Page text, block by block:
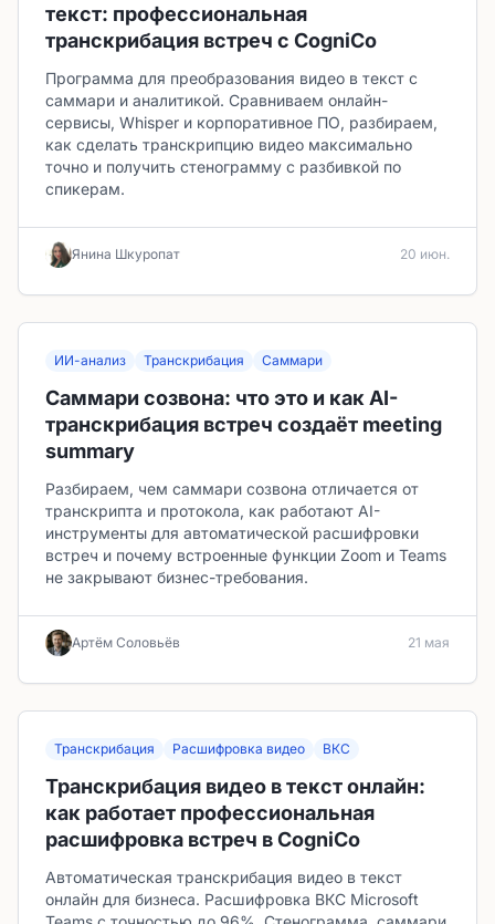
текст: профессиональная
транскрибация встреч с CogniCo
Программа для преобразования видео в текст с
саммари и аналитикой. Сравниваем онлайн-
сервисы, Whisper и корпоративное ПО, разбираем,
как сделать транскрипцию видео максимально
точно и получить стенограмму с разбивкой по
спикерам.
Янина Шкуропат 20 июн.
ИИ-анализ Транскрибация Саммари
Саммари созвона: что это и как AI-
транскрибация встреч создаёт meeting
summary
Разбираем, чем саммари созвона отличается от
транскрипта и протокола, как работают AI-
инструменты для автоматической расшифровки
встреч и почему встроенные функции Zoom и Teams
не закрывают бизнес-требования.
Артём Соловьёв 21 мая
Транскрибация Расшифровка видео ВКС
Транскрибация видео в текст онлайн:
как работает профессиональная
расшифровка встреч в CogniCo
Автоматическая транскрибация видео в текст
онлайн для бизнеса. Расшифровка ВКС Microsoft